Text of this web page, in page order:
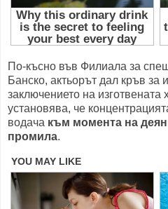
По-късно във Филиала за
Банско, актьорът дал кръв за
заключението на изготвената
установява, че
водача към момента на
промила.